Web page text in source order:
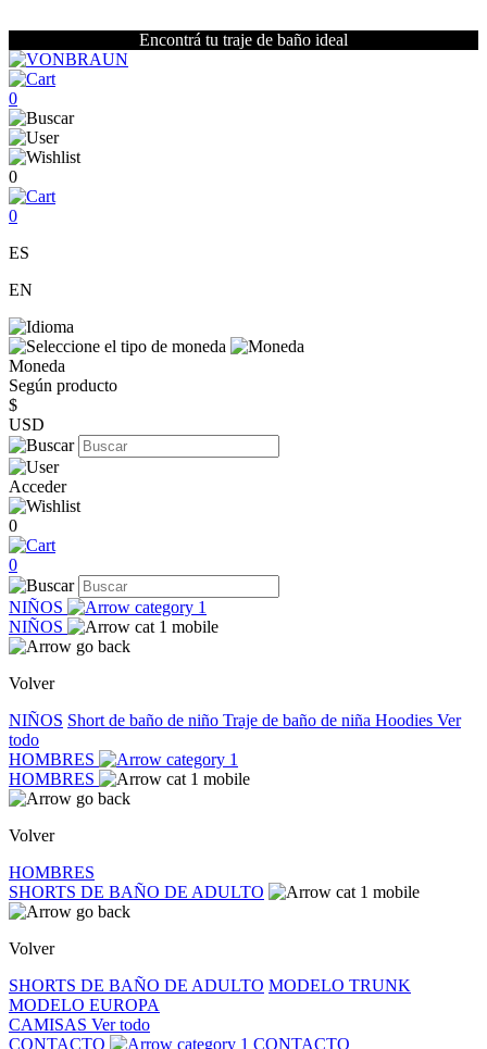
Encontrá tu traje de baño ideal
0
0
0
ES
EN
Moneda
Según producto
$
USD
Acceder
0
0
NIÑOS
NIÑOS
Volver
NIÑOS Short de baño de niño Traje de baño de niña Hoodies Ver
todo
HOMBRES
HOMBRES
Volver
HOMBRES
SHORTS DE BAÑO DE ADULTO
Volver
SHORTS DE BAÑO DE ADULTO MODELO TRUNK
MODELO EUROPA
CAMISAS Ver todo
CONTACTO
CONTACTO